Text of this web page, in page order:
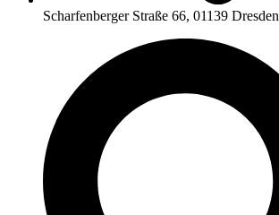
Scharfenberger Straße 66, 01139 Dresden